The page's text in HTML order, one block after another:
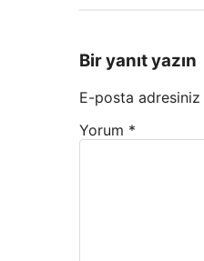
Bir yanıt yazın
E-posta adresiniz
Yorum *